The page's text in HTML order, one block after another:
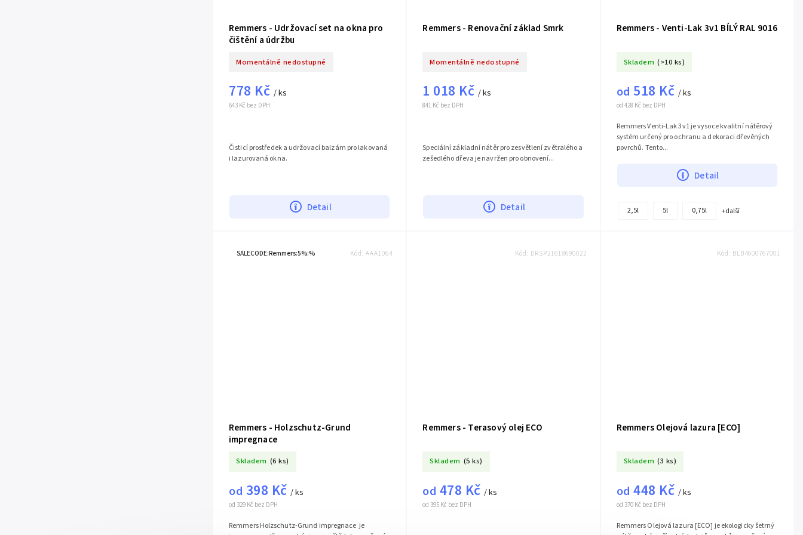
Remmers - Udržovací set na okna pro
čištění a údržbu
Momentálně nedostupné
643 Kč bez DPH
778 Kč / ks
Detail
Čisticí prostředek a udržovací balzám pro lakovaná
i lazurovaná okna.
Remmers - Renovační základ Smrk
Momentálně nedostupné
841 Kč bez DPH
1 018 Kč / ks
Detail
Speciální základní nátěr pro zesvětlení zvětralého a
zešedlého dřeva je navržen pro obnovení...
Remmers - Venti-Lak 3v1 BÍLÝ RAL 9016
Skladem (>10 ks)
od 428 Kč bez DPH
od 518 Kč / ks
Detail
Remmers Venti-Lak 3v1 je vysoce kvalitní nátěrový
systém určený pro ochranu a dekoraci dřevěných
povrchů. Tento...
2,5l 5l 0,75l + další
SALECODE:Remmers:5%:%
Remmers - Holzschutz-Grund
impregnace
Skladem (6 ks)
od 329 Kč bez DPH
od 398 Kč / ks
Remmers Holzschutz-Grund impregnace je
Kód:AAA1064
Remmers - Terasový olej ECO
Skladem (5 ks)
od 395 Kč bez DPH
od 478 Kč/ ks
Kód: DRSP21618690022
Remmers Olejová lazura [ECO]
Skladem (3 ks)
od 370 Kč bez DPH
od 448 Kč / ks
Remmers Olejová lazura [ECO] je ekologicky šetrný
Kód: BLB4600767001